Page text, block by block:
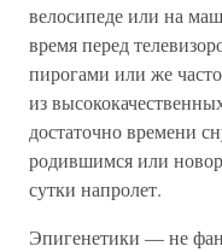
велосипеде или на
время перед
пирогами или же
из
достаточно времени
родившимся или
сутки напролет.
Эпигенетики — не